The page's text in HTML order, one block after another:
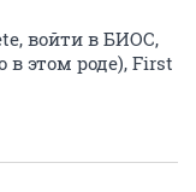
войти в БИОС,
в этом роде), First